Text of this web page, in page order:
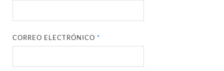
CORREO ELECTRÓNICO*